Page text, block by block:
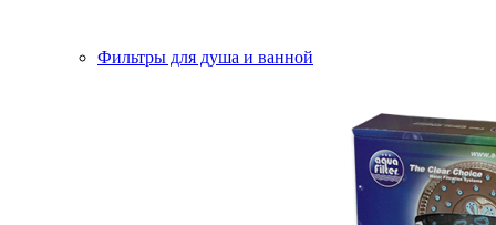
Фильтры для душа и ванной